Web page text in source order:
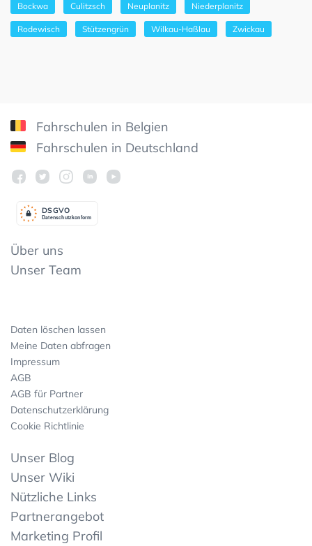
Bockwa Culitzsch Neuplanitz Niederplanitz
Rodewisch Stützengrün Wilkau-Haßlau Zwickau
Fahrschulen in Belgien
Fahrschulen in Deutschland
Datenschutzkonform
DSGVO
Über uns
Unser Team
Daten löschen lassen
Meine Daten abfragen
Impressum
AGB
AGB für Partner
Datenschutzerklärung
Cookie Richtlinie
Unser Blog
Unser Wiki
Nützliche Links
Partnerangebot
Marketing Profil